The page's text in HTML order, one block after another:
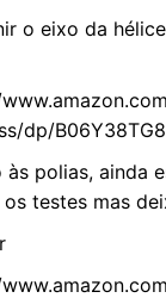
o eixo da
dp/
às polias, ainda
testes mas